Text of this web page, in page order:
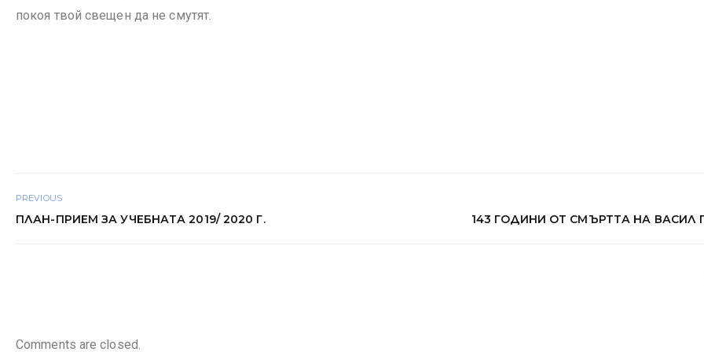
покоя твой свещен да не смутят.
PREVIOUS
ПЛАН-ПРИЕМ ЗА УЧЕБНАТА 2019/ 2020 Г. 143 ГОДИНИ ОТ СМЪРТТА НА ВАСИЛ
Comments are closed.